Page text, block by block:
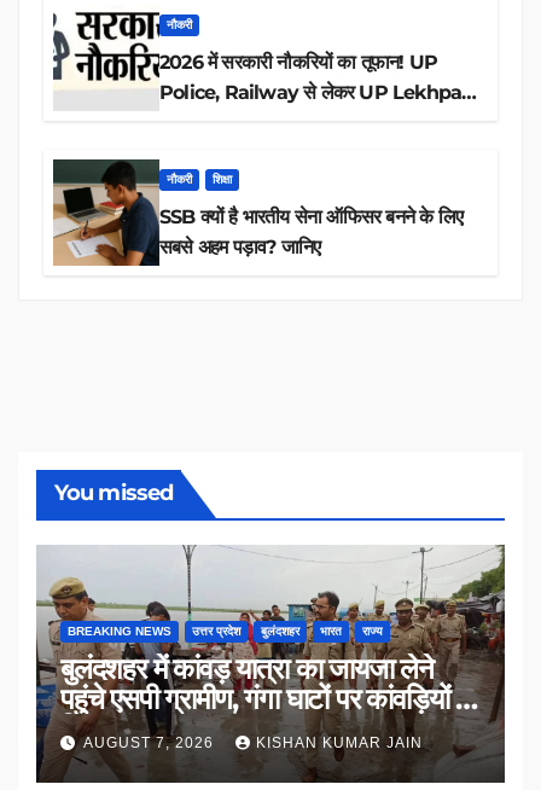
नौकरी
2026 में सरकारी नौकरियों का तूफान! UP
Police, Railway से लेकर UP Lekhpal
नौकरी शिक्षा
SSB क्यों है भारतीय सेना ऑफिसर बनने के लिए
सबसे अहम पड़ाव? जानिए
You missed
BREAKING NEWS उत्तर प्रदेश बुलंदशहर भारत राज्य
बुलंदशहर में कांवड़ यात्रा का जायजा लेने
पहुंचे एसपी ग्रामीण, गंगा घाटों पर कांवड़ियों से
किया संवाद
AUGUST 7, 2026 KISHAN KUMAR JAIN